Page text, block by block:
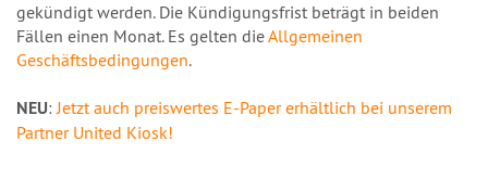
gekündigt werden. Die Kündigungsfrist beträgt in beiden
Fällen einen Monat. Es gelten dieAllgemeinen
Geschäftsbedingungen.
NEU:Jetzt auch preiswertes E-Paper erhältlich bei unserem
Partner United Kiosk!